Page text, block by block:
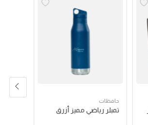
حافظات
تمبلر رياضي مميز أزرق